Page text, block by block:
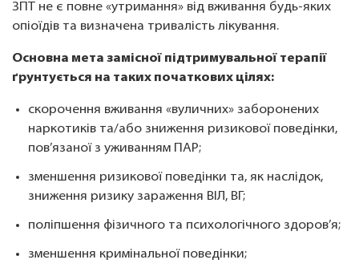
ЗПТ не є повне «утримання» від вживання будь-яких
опіоїдів та визначена тривалість лікування.
Основна мета замісної підтримувальної терапії
ґрунтується на таких початкових цілях:
скорочення вживання «вуличних» заборонених
наркотиків та/або зниження ризикової поведінки,
пов’язаної з уживанням ПАР;
зменшення ризикової поведінки та, як наслідок,
зниження ризику зараження ВІЛ, ВГ;
поліпшення фізичного та психологічного здоров’я;
зменшення кримінальної поведінки;